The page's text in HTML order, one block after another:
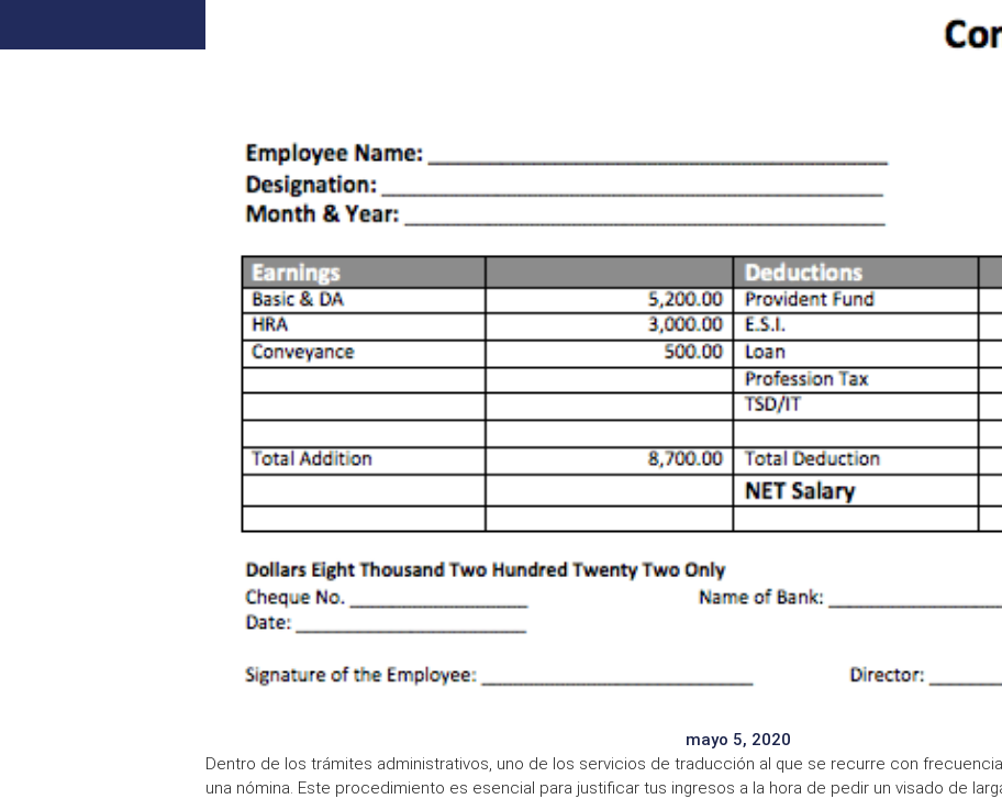
mayo 5, 2020
Dentro de los trámites administrativos, uno de los servicios de traducción al que se recurre con
una nómina. Este procedimiento es esencial para justificar tus ingresos a la hora de pedir un visado de